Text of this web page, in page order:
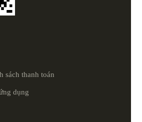
sách thanh toán
dụng